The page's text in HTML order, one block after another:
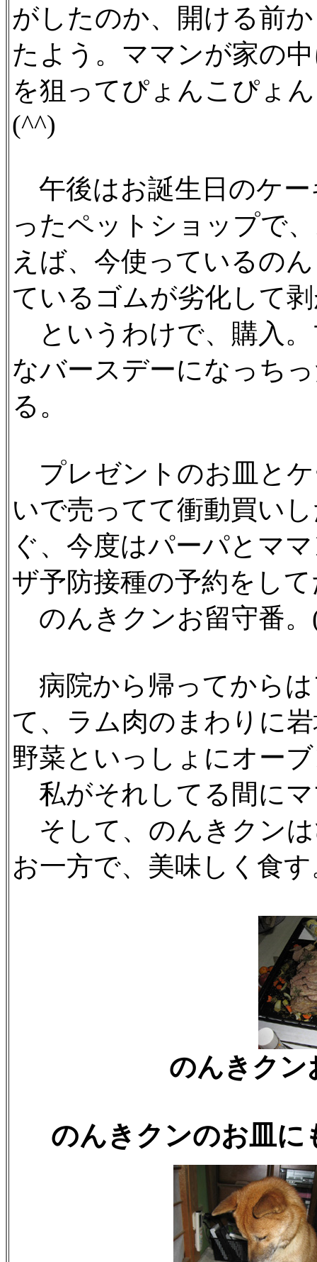
がしたのか、開ける前
たよう。ママンが家の
を狙ってぴょんこぴょ
(^^)
午後はお誕生日のケー
ったペットショップで
えば、今使っているの
ているゴムが劣化して
というわけで、購入
なバースデーになっち
る。
プレゼントのお皿と
いで売ってて衝動買い
ぐ、今度はパーパとマ
ザ予防接種の予約をし
のんきクンお留守番。
病院から帰ってから
て、ラム肉のまわりに
野菜といっしょにオー
私がそれしてる間に
そして、のんきクン
お一方で、美味しく食
のんきクン
のんきクンのお皿に